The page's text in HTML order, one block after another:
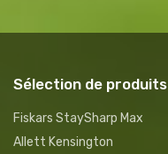
Sélection de produits
Fiskars StaySharp Max
Allett Kensington